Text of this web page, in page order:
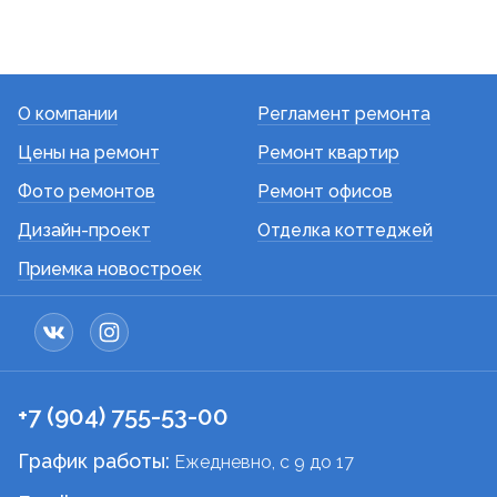
О компании
Цены на ремонт
Фото ремонтов
Дизайн-проект
Приемка новостроек
Регламент ремонта
Ремонт квартир
Ремонт офисов
Отделка коттеджей
+7 (904) 755-53-00
График работы: Ежедневно, c 9 до 17